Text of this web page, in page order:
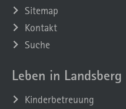
Sitemap
Kontakt
Suche
Leben in Landsberg
Kinderbetreuung